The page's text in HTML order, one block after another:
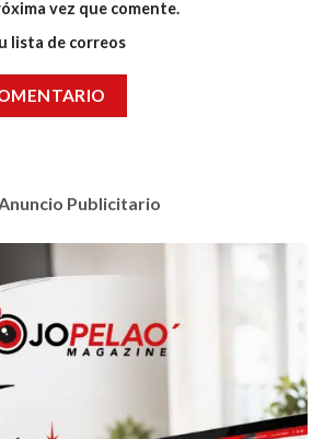
vez que comente.
lista de correos
Publicitario